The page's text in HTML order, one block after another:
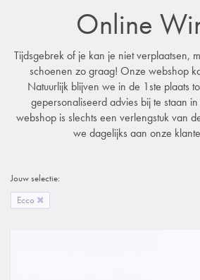
Online
Tijdsgebrek of je kan je niet verplaatsen,
schoenen zo graag! Onze webshop
Natuurlijk blijven we in de 1ste plaats
gepersonaliseerd advies bij te staan
webshop is slechts een verlengstuk van
we dagelijks aan onze
Jouw selectie:
Ecco